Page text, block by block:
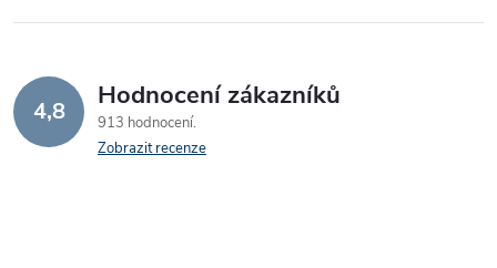
4,8 Hodnocení zákazníků
913 hodnocení
Zobrazit recenze